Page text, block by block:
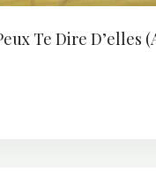
Te Dire D’elles